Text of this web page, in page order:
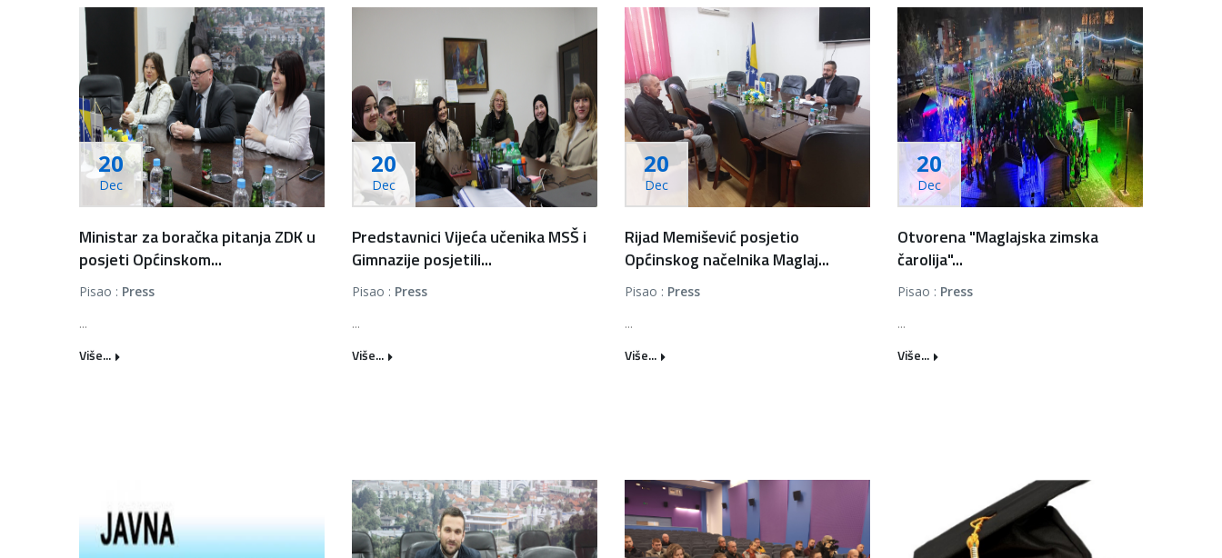
20
Dec
Ministar za boračka pitanja ZDK u
posjeti Općinskom...
Pisao : Press
...
Više...
20
Dec
Predstavnici Vijeća učenika MSŠ i
Gimnazije posjetili...
Pisao : Press
...
Više...
20
Dec
Rijad Memišević posjetio
Općinskog načelnika Maglaj...
Pisao : Press
...
Više...
20
Dec
Otvorena "Maglajska zimska
čarolija"...
Pisao : Press
...
Više...